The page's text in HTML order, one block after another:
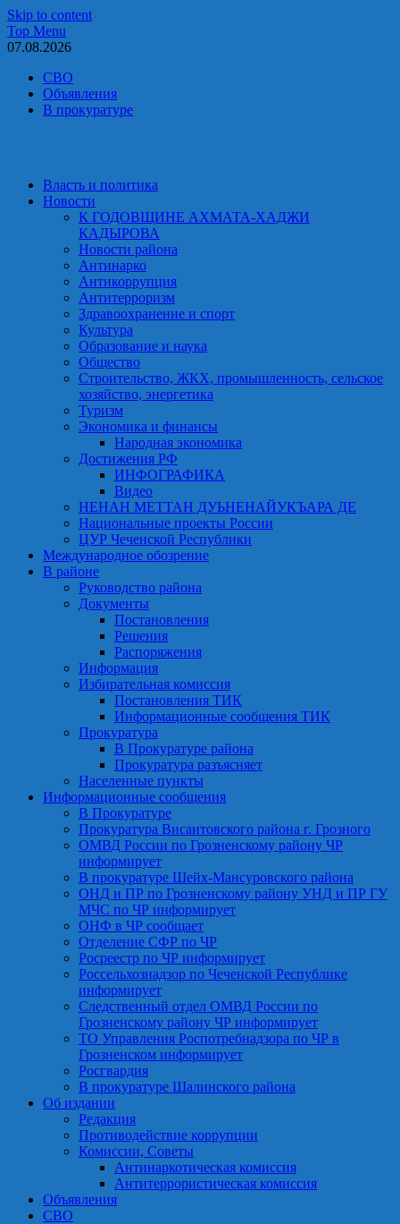
Skip to content
Top Menu
07.08.2026
СВО
Объявления
В прокуратуре
Власть и политика
Новости
К ГОДОВЩИНЕ АХМАТА-ХАДЖИ
КАДЫРОВА
Новости района
Антинарко
Антикоррупция
Антитерроризм
Здравоохранение и спорт
Культура
Образование и наука
Общество
Строительство, ЖКХ, промышленность, сельское
хозяйство, энергетика
Туризм
Экономика и финансы
Народная экономика
Достижения РФ
ИНФОГРАФИКА
Видео
НЕНАН МЕТТАН ДУЬНЕНАЙУКЪАРА ДЕ
Национальные проекты России
ЦУР Чеченской Республики
Международное обозрение
В районе
Руководство района
Документы
Постановления
Решения
Распоряжения
Информация
Избирательная комиссия
Постановления ТИК
Информационные сообщения ТИК
Прокуратура
В Прокуратуре района
Прокуратура разъясняет
Населенные пункты
Информационные сообщения
В Прокуратуре
Прокуратура Висаитовского района г. Грозного
ОМВД России по Грозненскому району ЧР
информирует
В прокуратуре Шейх-Мансуровского района
ОНД и ПР по Грозненскому району УНД и ПР ГУ
МЧС по ЧР информирует
ОНФ в ЧР сообщает
Отделение СФР по ЧР
Росреестр по ЧР информирует
Россельхознадзор по Чеченской Республике
информирует
Следственный отдел ОМВД России по
Грозненскому району ЧР информирует
ТО Управления Роспотребнадзора по ЧР в
Грозненском информирует
Росгвардия
В прокуратуре Шалинского района
Об издании
Редакция
Противодействие коррупции
Комиссии, Советы
Антинаркотическая комиссия
Антитеррористическая комиссия
Объявления
СВО